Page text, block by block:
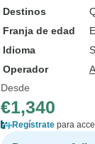
Destinos
Franja de edad
Idioma
Operador
Desde
€1,340
Regístrate para